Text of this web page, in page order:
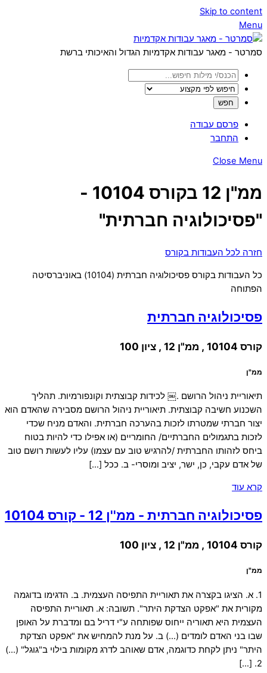
Skip to content
Menu
סמרטר - מאגר עבודות אקדמיות הגדול והאיכותי ברשת
פרסם עבודה
התחבר
Close Menu
ממ"ן 12 בקורס 10104 -
"פסיכולוגיה חברתית"
חזרה לכל העבודות בקורס
כל העבודות בקורס פסיכולוגיה חברתית (10104) באוניברסיטה
הפתוחה
פסיכולוגיה חברתית
קורס 10104 , ממ"ן 12 , ציון 100
ממ"ן
תיאוריית ניהול הרושם .￼ לכידות קבוצתית וקונפורמיות. תהליך
השכנוע חשיבה קבוצתית. תיאוריית ניהול הרושם מסבירה שהאדם הוא
יצור חברתי שמטרתו לזכות בהערכה חברתית. והאדם מניח שכדי
לזכות בתגמולים החברתיים/ החומריים (או אפילו כדי להיות בטוח
ביחס לזהותו החברתית /להרגיש טוב עם עצמו) עליו לעשות רושם טוב
של אדם עקבי, כן, ישר, יציב ומוסרי- ב. ככל […]
קרא עוד
פסיכולוגיה חברתית - ממ''ן 12 - קורס 10104
קורס 10104 , ממ"ן 12 , ציון 100
ממ"ן
1. א. הציגו בקצרה את תאוריית התפיסה העצמית. ב. הדגימו בדוגמה
מקורית את "אפקט הצדקת היתר". תשובה: א. תאוריית התפיסה
העצמית היא תאוריה ייחוס שפותחה ע"י דריל בם ומדברת על האופן
שבו בני האדם לומדים (…) ב. על מנת להמחיש את "אפקט הצדקת
היתר" ניתן לקחת כדוגמה, אדם שאוהב לדרג מקומות בילוי ב"גוגל" (…)
2. […]